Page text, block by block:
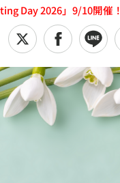
ting Day 2026」9/10開催！